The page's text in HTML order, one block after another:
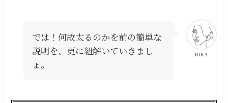
RIKA
では！何故太るのかを前の簡単な
説明を、更に紐解いていきまし
ょ。